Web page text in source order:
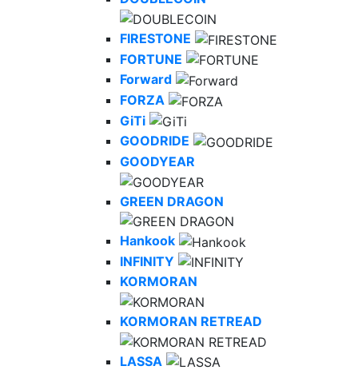
FIRESTONE
FORTUNE
Forward
FORZA
GiTi
GOODRIDE
GOODYEAR
GREEN DRAGON
Hankook
INFINITY
KORMORAN
KORMORAN RETREAD
LASSA